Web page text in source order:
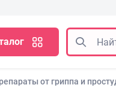
от гриппа и